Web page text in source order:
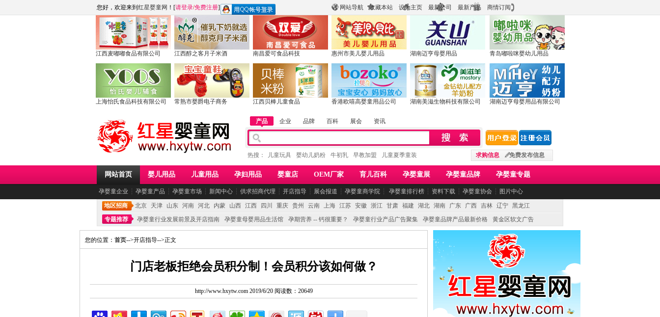
网站导航 收藏本站 设为主页 最新公司 最新产品 商情订阅
您好，欢迎来到 红星婴童网 ！[请登录/免费注册]
江西麦嘟嘟食品有限公司 江西醇之客月子米酒 南昌爱可食品科技 惠州市美儿婴儿用品 湖南迈亨母婴用品 青岛嘟啦咪婴幼儿用品
上海怡氏食品科技有限公司 常熟市婴爵电子商务 江西贝棒儿童食品 香港欧嘻高婴童用品公司 湖南美滋生物科技有限公司 湖南迈亨母婴用品有限公司
产品 企业 品牌 百科 展会 资讯
求购信息 免费发布信息
热搜： 儿童玩具 婴幼儿奶粉 牛初乳 早教加盟 儿童夏季童装
网站首页 婴儿用品 儿童用品 孕妇用品 婴童店 OEM厂家 育儿百科 孕婴童展 孕婴童品牌 孕婴童专题
孕婴童企业 ┆ 孕婴童产品 ┆ 孕婴童市场 ┆ 新闻中心 ┆ 供求招商代理 ┆ 开店指导 ┆ 展会报道 ┆ 孕婴童商学院 ┆ 孕婴童排行榜 ┆ 资料下载 ┆ 孕婴童协会 ┆ 图片中心
地区招商 北京 天津 山东 河南 河北 内蒙 山西 江西 四川 重庆 贵州 云南 上海 江苏 安徽 浙江 甘肃 福建 湖北 湖南 广东 广西 吉林 辽宁 黑龙江
专题推荐
孕婴童行业发展前景及开店指南 孕婴童母婴用品生活馆 孕期营养 -- 钙很重要？ 孕婴童行业产品广告聚集 孕婴童品牌产品最新价格 黄金区软文广告
您的位置： 首页-->开店指导-->正文
门店老板拒绝会员积分制！会员积分该如何做？
http://www.hxytw.com 2019/6/20 阅读数：20649